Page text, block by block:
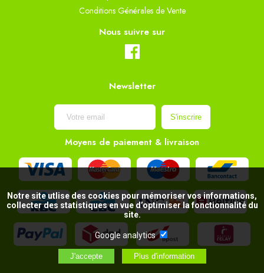
Conditions Générales de Vente
Nous suivre sur
Newsletter
Moyens de paiement & livraison
Notre site utlise des cookies pour mémoriser vos informations,
collecter des statistiques en vue d’optimiser la fonctionnalité du
site.
Google analytics